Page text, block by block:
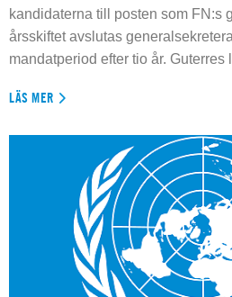
kandidaterna till posten som FN:s
årsskiftet avslutas
mandatperiod efter tio år. Guterres
LÄS MER